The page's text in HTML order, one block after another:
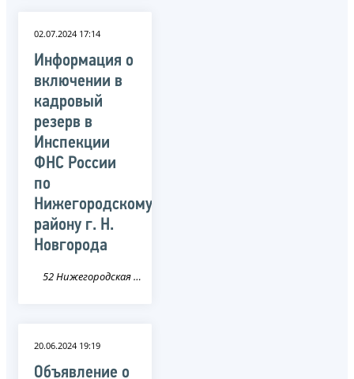
02.07.2024 17:14
Информация о
включении в
кадровый
резерв в
Инспекции
ФНС России
по
Нижегородскому
району г. Н.
Новгорода
52 Нижегородская область
20.06.2024 19:19
Объявление о